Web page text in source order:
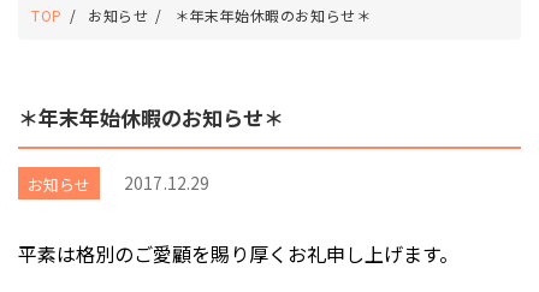
TOP お知らせ ＊年末年始休暇のお知らせ＊
＊年末年始休暇のお知らせ＊
お知らせ 2017.12.29
平素は格別のご愛顧を賜り厚くお礼申し上げます。